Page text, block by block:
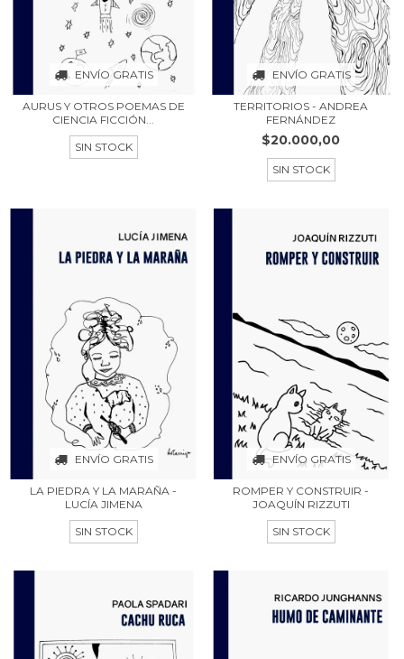
ENVÍO GRATIS
AURUS Y OTROS POEMAS DE
CIENCIA FICCIÓN...
SIN STOCK
ENVÍO GRATIS
TERRITORIOS - ANDREA
FERNÁNDEZ
$20.000,00
SIN STOCK
ENVÍO GRATIS
LA PIEDRA Y LA MARAÑA -
LUCÍA JIMENA
SIN STOCK
ENVÍO GRATIS
ROMPER Y CONSTRUIR -
JOAQUÍN RIZZUTI
SIN STOCK